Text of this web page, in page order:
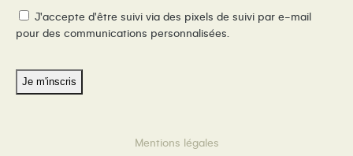
Pixel
de
J'accepte d'être suivi via des pixels de suivi par e-mail
pour des communications personnalisées.
Mentions légales